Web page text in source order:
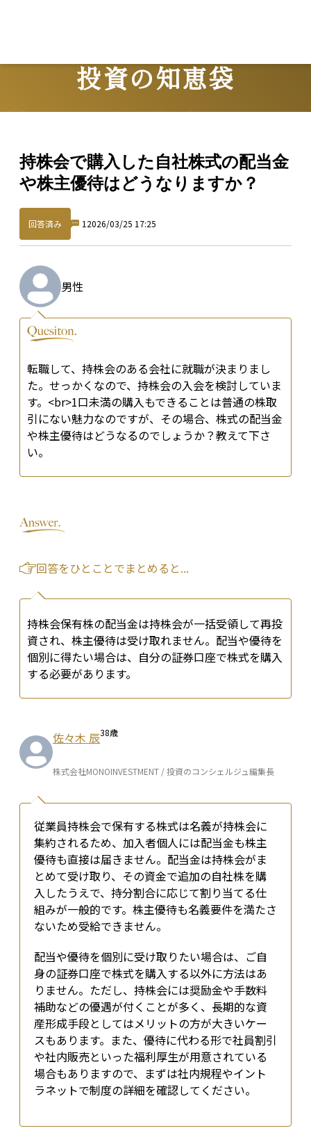
投資の知恵袋
持株会で購入した自社株式の配当金
や株主優待はどうなりますか？
回答済み 1 2026/03/25 17:25
男性
転職して、持株会のある会社に就職が決まりまし
た。せっかくなので、持株会の入会を検討していま
す。<br>1口未満の購入もできることは普通の株取
引にない魅力なのですが、その場合、株式の配当金
や株主優待はどうなるのでしょうか？教えて下さ
い。
回答をひとことでまとめると...
持株会保有株の配当金は持株会が一括受領して再投
資され、株主優待は受け取れません。配当や優待を
個別に得たい場合は、自分の証券口座で株式を購入
する必要があります。
佐々木 辰38歳
株式会社MONOINVESTMENT / 投資のコンシェルジュ編集長
従業員持株会で保有する株式は名義が持株会に
集約されるため、加入者個人には配当金も株主
優待も直接は届きません。配当金は持株会がま
とめて受け取り、その資金で追加の自社株を購
入したうえで、持分割合に応じて割り当てる仕
組みが一般的です。株主優待も名義要件を満たさ
ないため受給できません。
配当や優待を個別に受け取りたい場合は、ご自
身の証券口座で株式を購入する以外に方法はあ
りません。ただし、持株会には奨励金や手数料
補助などの優遇が付くことが多く、長期的な資
産形成手段としてはメリットの方が大きいケー
スもあります。また、優待に代わる形で社員割引
や社内販売といった福利厚生が用意されている
場合もありますので、まずは社内規程やイント
ラネットで制度の詳細を確認してください。